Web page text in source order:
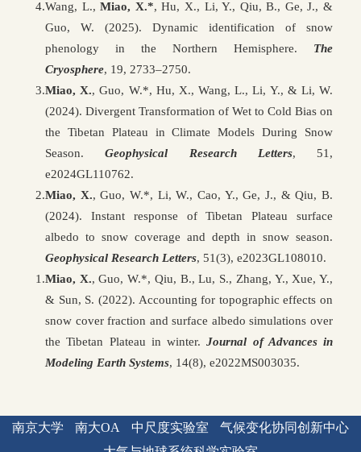
4.Wang, L.,Miao, X.*, Hu, X., Li, Y., Qiu, B., Ge, J., &
Guo, W. (2025). Dynamic identification of snow
phenology in the Northern Hemisphere. The
Cryosphere, 19, 2733–2750.
3.Miao, X., Guo, W.*, Hu, X., Wang, L., Li, Y., & Li, W.
(2024). Divergent Transformation of Wet to Cold Bias on
the Tibetan Plateau in Climate Models During Snow
Season.Geophysical Research Letters, 51,
e2024GL110762.
2.Miao, X., Guo, W.*, Li, W., Cao, Y., Ge, J., & Qiu, B.
(2024). Instant response of Tibetan Plateau surface
albedo to snow coverage and depth in snow season.
Geophysical Research Letters, 51(3), e2023GL108010.
1.Miao, X., Guo, W.*, Qiu, B., Lu, S., Zhang, Y., Xue, Y.,
& Sun, S. (2022). Accounting for topographic effects on
snow cover fraction and surface albedo simulations over
the Tibetan Plateau in winter.Journal of Advances in
Modeling Earth Systems, 14(8), e2022MS003035.
南京大学 南大OA 中尺度实验室
气候变化协同创新中心